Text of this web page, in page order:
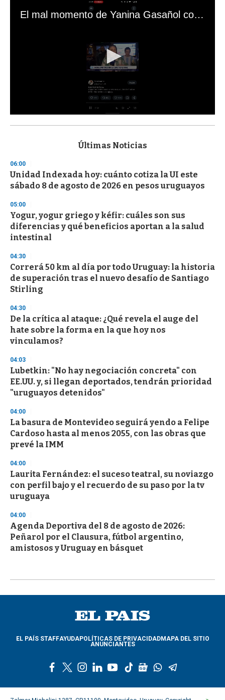
El mal momento de Yanina Gasañol con un hincha argentino en "Subrayado"
s
d
s
o
f
3
s
e
c
o
d
s
Últimas Noticias
06:00
Unidad Indexada hoy: cuánto cotiza la UI este
sábado 8 de agosto de 2026 en pesos uruguayos
05:00
Yogur, yogur griego y kéfir: cuáles son sus
diferencias y qué beneficios aportan a la salud
intestinal
04:30
Correrá 50 km al día por todo Uruguay: la historia
de superación tras el nuevo desafío de Santiago
Stirling
04:30
De la crítica al ataque: ¿Qué revela el auge del
hate sobre la forma en la que hoy nos
vinculamos?
04:03
Lubetkin: "No hay negociación concreta" con
EE.UU. y, si llegan deportados, tendrán prioridad
"uruguayos detenidos"
04:00
La basura de Montevideo seguirá yendo a Felipe
Cardoso hasta al menos 2055, con las obras que
prevé la IMM
04:00
Laurita Fernández: el suceso teatral, su noviazgo
con perfil bajo y el recuerdo de su paso por la tv
uruguaya
04:00
Agenda Deportiva del 8 de agosto de 2026:
Peñarol por el Clausura, fútbol argentino,
amistosos y Uruguay en básquet
EL PAÍS STAFFAYUDAPOLÍTICAS DE PRIVACIDADMAPA DEL SITIO
ANUNCIANTES
c
e
i
s
t
l
n
k
y
u
t
t
k
t
g
o
g
w
a
t
l
e